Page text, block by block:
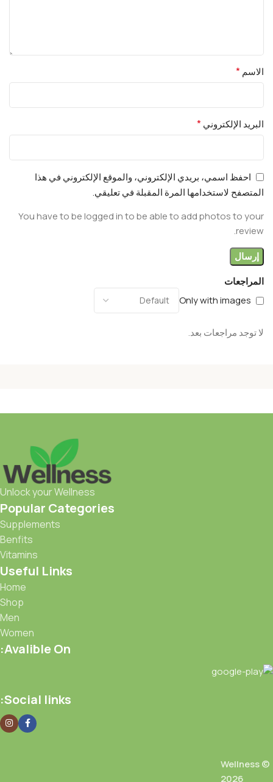
المراجعات
Only with images
لا توجد مراجعات بعد.
الاسم*
البريد الإلكتروني*
احفظ اسمي، بريدي الإلكتروني، والموقع الإلكتروني في هذا
المتصفح لاستخدامها المرة المقبلة في تعليقي.
You have to be logged in to be able to add photos to your
review.
Unlock your Wellness
Popular Categories
Supplements
Benfits
Vitamins
Useful Links
Home
Shop
Men
Women
Avalible On:
Social links:
Wellness ©
2026